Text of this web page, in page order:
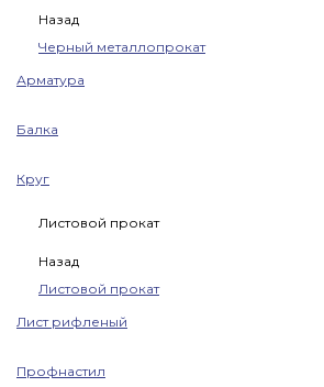
Назад
Черный металлопрокат
Арматура
Балка
Круг
Листовой прокат
Назад
Листовой прокат
Лист рифленый
Профнастил